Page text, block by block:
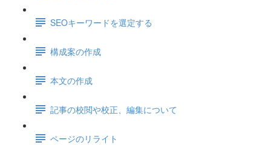
SEOキーワードを選定する
構成案の作成
本文の作成
記事の校閲や校正、編集について
ページのリライト